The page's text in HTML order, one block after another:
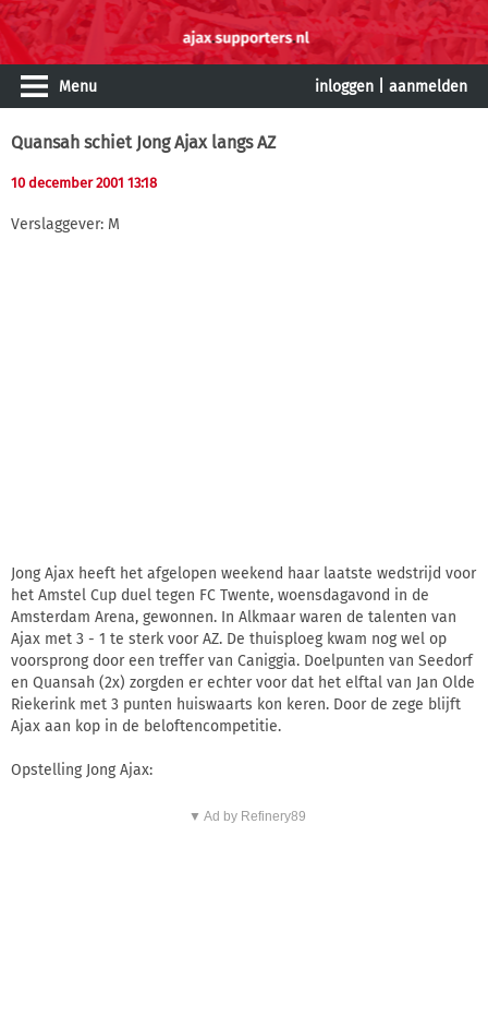
Menu inloggen aanmelden
Quansah schiet Jong Ajax langs AZ
10 december 2001 13:18
Verslaggever: M
Jong Ajax heeft het afgelopen weekend haar laatste wedstrijd voor
het Amstel Cup duel tegen FC Twente, woensdagavond in de
Amsterdam Arena, gewonnen. In Alkmaar waren de talenten van
Ajax met 3 - 1 te sterk voor AZ. De thuisploeg kwam nog wel op
voorsprong door een treffer van Caniggia. Doelpunten van Seedorf
en Quansah (2x) zorgden er echter voor dat het elftal van Jan Olde
Riekerink met 3 punten huiswaarts kon keren. Door de zege blijft
Ajax aan kop in de beloftencompetitie.
Opstelling Jong Ajax:
▼ Ad by Refinery89